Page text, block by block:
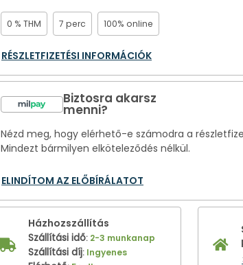
0 % THM 7 perc 100% online
RÉSZLETFIZETÉSI INFORMÁCIÓK
Biztosra akarsz
menni?
Nézd meg, hogy elérhető-e számodra a
Mindezt bármilyen elköteleződés nélkül.
ELINDÍTOM AZ ELŐBÍRÁLATOT
Házhozszállítás
Szállítási idő: 2-3 munkanap
Szállítási díj: Ingyenes